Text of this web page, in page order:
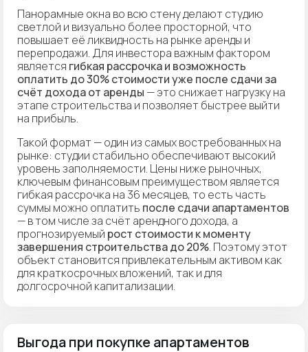
Панорамные окна во всю стену делают студию
светлой и визуально более просторной, что
повышает её ликвидность на рынке аренды и
перепродажи. Для инвестора важным фактором
является гибкая рассрочка и возможность
оплатить до 30% стоимости уже после сдачи за
счёт дохода от аренды — это снижает нагрузку на
этапе строительства и позволяет быстрее выйти
на прибыль.
Такой формат — один из самых востребованных на
рынке: студии стабильно обеспечивают высокий
уровень заполняемости. Цены ниже рыночных,
ключевым финансовым преимуществом является
гибкая рассрочка на 36 месяцев, то есть часть
суммы можно оплатить после сдачи апартаментов
— в том числе за счёт арендного дохода, а
прогнозируемый рост стоимости к моменту
завершения строительства до 20%. Поэтому этот
объект становится привлекательным активом как
для краткосрочных вложений, так и для
долгосрочной капитализации.
Выгода при покупке апартаментов